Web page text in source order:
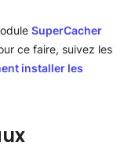
SuperCacher
ce faire, suivez les
installer les